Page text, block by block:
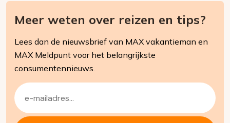
Meer weten over reizen en tips?
Lees dan de nieuwsbrief van MAX vakantieman en
MAX Meldpunt voor het belangrijkste
consumentennieuws.
E-
mailadres
(Vereist)